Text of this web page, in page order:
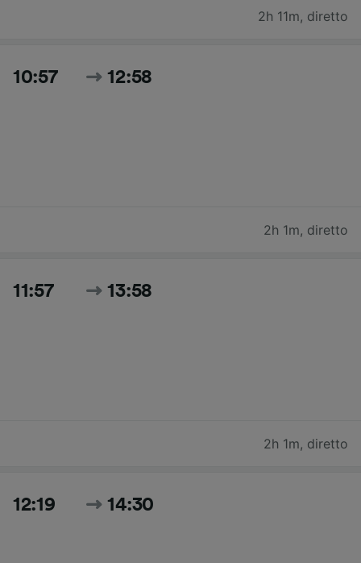
2h 11m, diretto
10:57 12:58
2h 1m, diretto
11:57 13:58
2h 1m, diretto
12:19 14:30